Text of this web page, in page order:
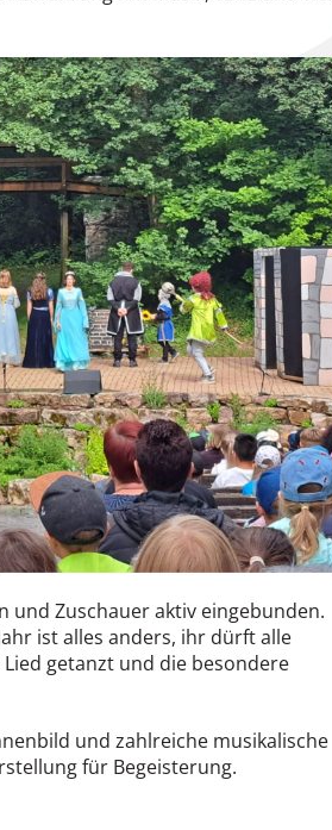
und Zuschauer aktiv eingebunden.
ist alles anders, ihr dürft alle
getanzt und die besondere
und zahlreiche musikalische
für Begeisterung.